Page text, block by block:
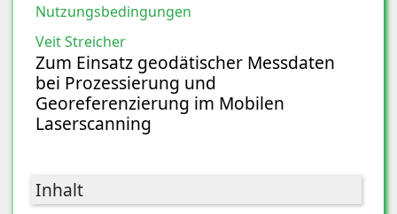
Nutzungsbedingungen
Veit Streicher
Zum Einsatz geodätischer Messdaten
bei Prozessierung und
Georeferenzierung im Mobilen
Laserscanning
Inhalt